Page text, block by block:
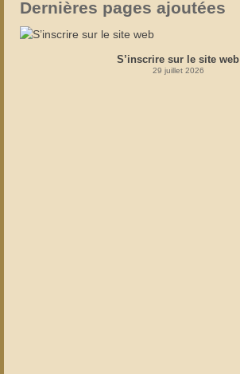
Dernières pages ajoutées
S’inscrire sur le site web
29 juillet 2026